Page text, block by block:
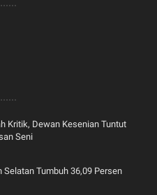
Kritik, Dewan Kesenian Tuntut
Seni
Tumbuh 36,09 Persen